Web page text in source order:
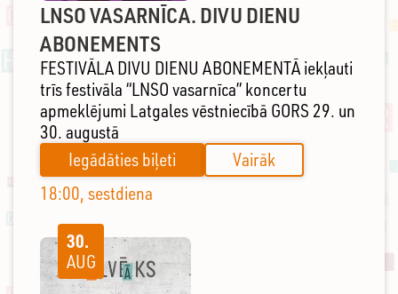
LNSO VASARNĪCA. DIVU DIENU
ABONEMENTS
FESTIVĀLA DIVU DIENU ABONEMENTĀ iekļauti
trīs festivāla “LNSO vasarnīca” koncertu
apmeklējumi Latgales vēstniecībā GORS 29. un
30. augustā
Iegādāties biļeti
Vairāk
18:00, sestdiena
30.
AUG